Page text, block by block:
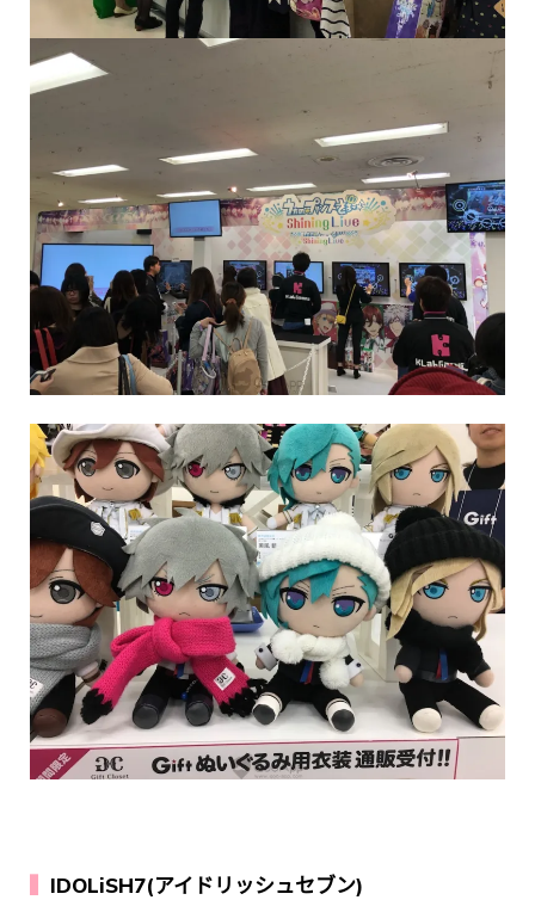
IDOLiSH7(アイドリッシュセブン)